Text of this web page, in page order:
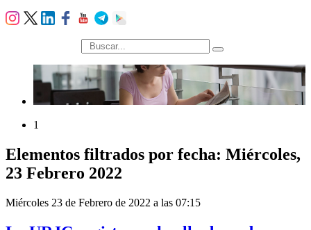
búsqueda
1
Elementos filtrados por fecha: Miércoles,
23 Febrero 2022
Miércoles 23 de Febrero de 2022 a las 07:15